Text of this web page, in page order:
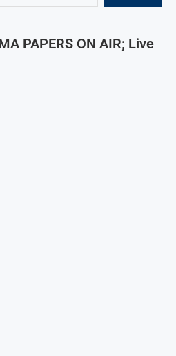
PAPERS ON AIR; Live